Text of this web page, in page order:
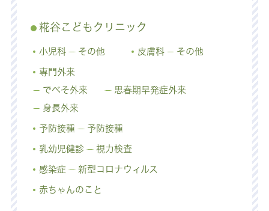
糀谷こどもクリニック
小児科 その他 皮膚科 その他
専門外来
でべそ外来
思春期早発症外来
身長外来
予防接種 予防接種
乳幼児健診 視力検査
感染症 新型コロナウィルス
赤ちゃんのこと